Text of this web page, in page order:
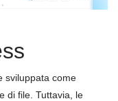
sviluppata come
di file. Tuttavia, le